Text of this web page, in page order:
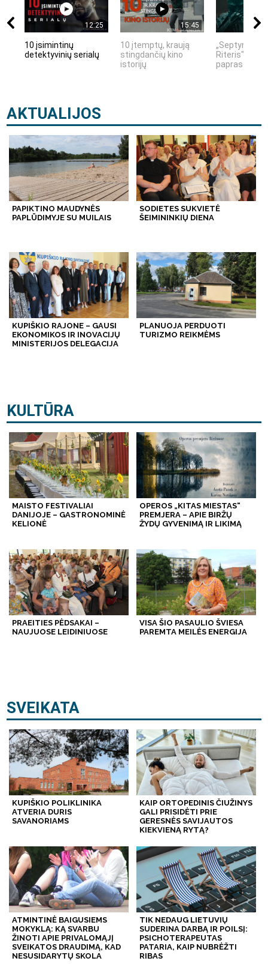
12:25
10 įsimintinų
detektyvinių serialų
15:45
10 įtemptų, kraują
stingdančių kino
istorijų
„Septynių
Riteris" – kai
AKTUALIJOS
PAPIKTINO MAUDYNĖS
PAPLŪDIMYJE SU MUILAIS
SODIETES SUKVIETĖ
ŠEIMININKIŲ DIENA
KUPIŠKIO RAJONE – GAUSI
EKONOMIKOS IR INOVACIJŲ
MINISTERIJOS DELEGACIJA
PLANUOJA PERDUOTI
TURIZMO REIKMĖMS
KULTŪRA
MAISTO FESTIVALIAI
DANIJOJE – GASTRONOMINĖ
KELIONĖ
OPEROS „KITAS MIESTAS“
PREMJERA – APIE BIRŽŲ
ŽYDŲ GYVENIMĄ IR LIKIMĄ
PRAEITIES PĖDSAKAI –
NAUJUOSE LEIDINIUOSE
VISA ŠIO PASAULIO ŠVIESA
PAREMTA MEILĖS ENERGIJA
SVEIKATA
KUPIŠKIO POLIKLINIKA
ATVERIA DURIS
SAVANORIAMS
KAIP ORTOPEDINIS ČIUŽINYS
GALI PRISIDĖTI PRIE
GERESNĖS SAVIJAUTOS
KIEKVIENĄ RYTĄ?
ATMINTINĖ BAIGUSIEMS
MOKYKLĄ: KĄ SVARBU
ŽINOTI APIE PRIVALOMĄJĮ
SVEIKATOS DRAUDIMĄ, KAD
NESUSIDARYTŲ SKOLA
TIK NEDAUG LIETUVIŲ
SUDERINA DARBĄ IR POILSĮ:
PSICHOTERAPEUTAS
PATARIA, KAIP NUBRĖŽTI
RIBAS